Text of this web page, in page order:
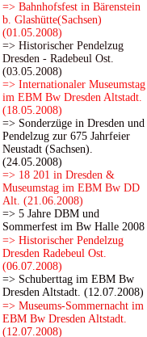
=> Bahnhofsfest in Bärenstein
b. Glashütte(Sachsen)
(01.05.2008)
=> Historischer Pendelzug
Dresden - Radebeul Ost.
(03.05.2008)
=> Internationaler Museumstag
im EBM Bw Dresden Altstadt.
(18.05.2008)
=> Sonderzüge in Dresden und
Pendelzug zur 675 Jahrfeier
Neustadt (Sachsen).
(24.05.2008)
=> 18 201 in Dresden &
Museumstag im EBM Bw DD
Alt. (21.06.2008)
=> 5 Jahre DBM und
Sommerfest im Bw Halle 2008
=> Historischer Pendelzug
Dresden Radebeul Ost.
(06.07.2008)
=> Schuberttag im EBM Bw
Dresden Altstadt. (12.07.2008)
=> Museums-Sommernacht im
EBM Bw Dresden Altstadt.
(12.07.2008)